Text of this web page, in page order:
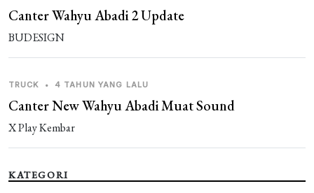
Canter Wahyu Abadi 2 Update
BUDESIGN
TRUCK • 4 TAHUN YANG LALU
Canter New Wahyu Abadi Muat Sound
X Play Kembar
KATEGORI